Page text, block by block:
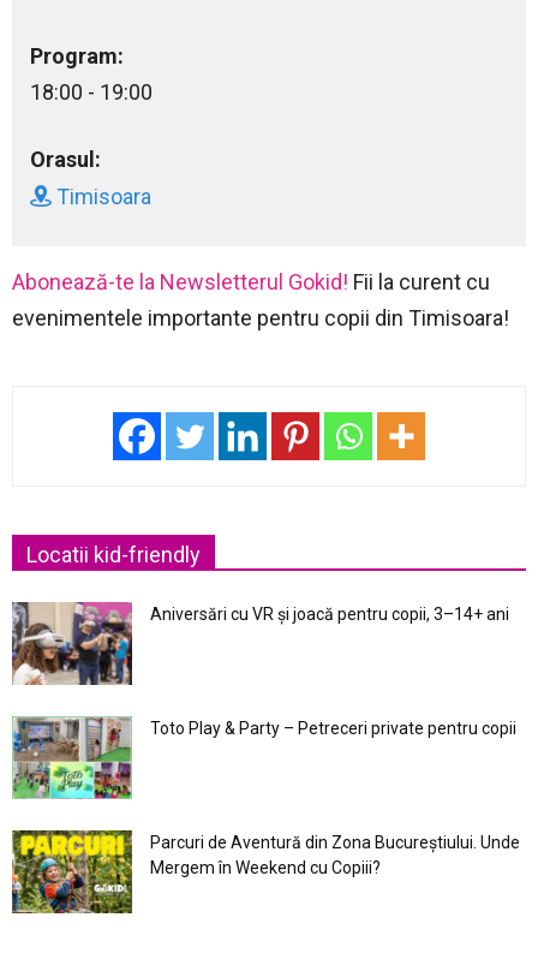
Program:
18:00 - 19:00
Orasul:
Timisoara
Abonează-te la Newsletterul Gokid! Fii la curent cu
evenimentele importante pentru copii din Timisoara!
Locatii kid-friendly
Aniversări cu VR și joacă pentru copii, 3–14+ ani
Toto Play & Party – Petreceri private pentru copii
Parcuri de Aventură din Zona Bucureştiului. Unde
Mergem în Weekend cu Copiii?